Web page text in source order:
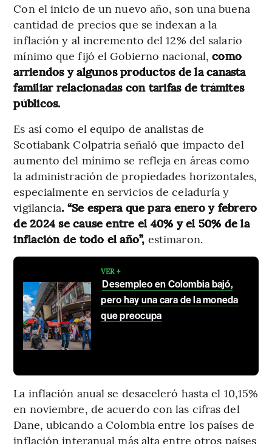
Con el inicio de un nuevo año, son una buena
cantidad de precios que se indexan a la
inflación y al incremento del 12% del salario
mínimo que fijó el Gobierno nacional,como
arriendos y algunos productos de la canasta
familiar relacionadas con tarifas de trámites
públicos.
Es así como el equipo de analistas de
Scotiabank Colpatria señaló que impacto del
aumento del mínimo se refleja en áreas como
la administración de propiedades horizontales,
especialmente en servicios de celaduría y
vigilancia. “Se espera que para enero y febrero
de 2024 se cause entre el 40% y el 50% de la
inflación de todo el año”, estimaron.
VER +
Desempleo en Colombia bajó,
pero hay una cara de la moneda
que preocupa
La inflación anual se desaceleró hasta el 10,15%
en noviembre, de acuerdo con las cifras del
Dane, ubicando a Colombia entre los países de
inflación interanual más alta entre otros países